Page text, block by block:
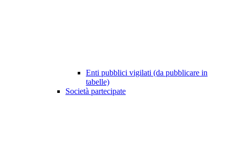
Enti pubblici vigilati (da pubblicare in
tabelle)
Società partecipate